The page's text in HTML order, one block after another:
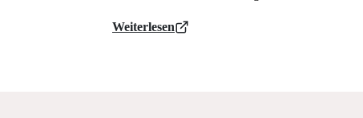
Weiterlesen